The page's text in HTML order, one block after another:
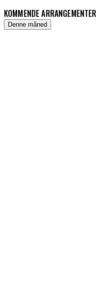
KOMMENDE ARRANGEMENTER
Denne måned